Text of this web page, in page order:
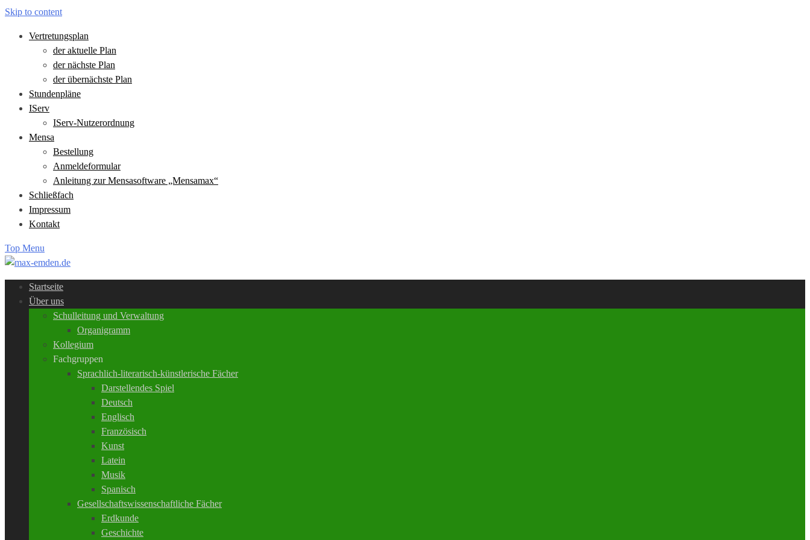
Skip to content
Vertretungsplan
der aktuelle Plan
der nächste Plan
der übernächste Plan
Stundenpläne
IServ
IServ-Nutzerordnung
Mensa
Bestellung
Anmeldeformular
Anleitung zur Mensasoftware „Mensamax“
Schließfach
Impressum
Kontakt
Top Menu
Startseite
Über uns
Schulleitung und Verwaltung
Organigramm
Kollegium
Fachgruppen
Sprachlich-literarisch-künstlerische Fächer
Darstellendes Spiel
Deutsch
Englisch
Französisch
Kunst
Latein
Musik
Spanisch
Gesellschaftswissenschaftliche Fächer
Erdkunde
Geschichte